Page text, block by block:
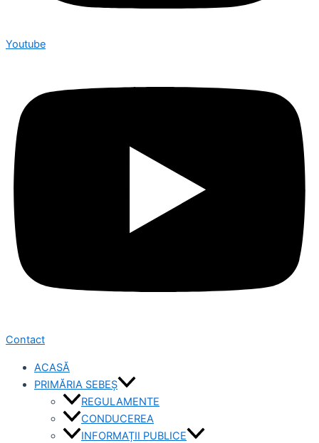
Youtube
Contact
ACASĂ
PRIMĂRIA SEBEȘ
REGULAMENTE
CONDUCEREA
INFORMAȚII PUBLICE